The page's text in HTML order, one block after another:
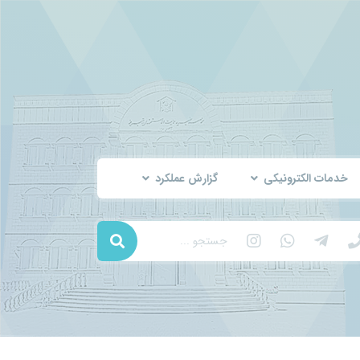
خدمات الکترونیکی گزارش عملکرد
جستجو ...